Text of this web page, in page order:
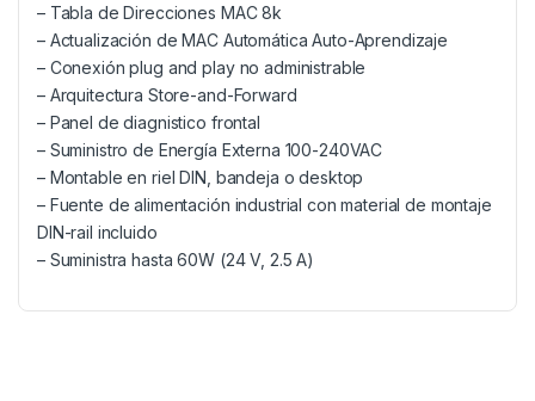
– Tabla de Direcciones MAC 8k
– Actualización de MAC Automática Auto-Aprendizaje
– Conexión plug and play no administrable
– Arquitectura Store-and-Forward
– Panel de diagnistico frontal
– Suministro de Energía Externa 100-240VAC
– Montable en riel DIN, bandeja o desktop
– Fuente de alimentación industrial con material de montaje
DIN-rail incluido
– Suministra hasta 60W (24 V, 2.5 A)